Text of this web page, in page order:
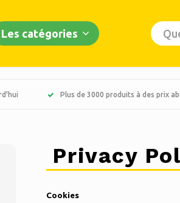
Les catégories
Plus de 3000 produits à des prix
Privacy
Cookies